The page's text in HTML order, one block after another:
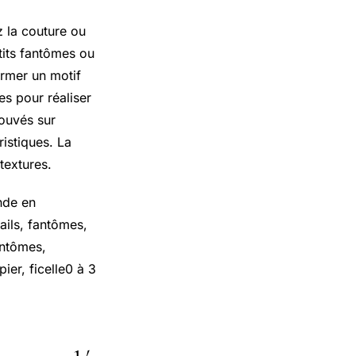
la couture ou
fantômes ou
un motif
pour réaliser
sur
La
en
fantômes,
ficelle0 à 3